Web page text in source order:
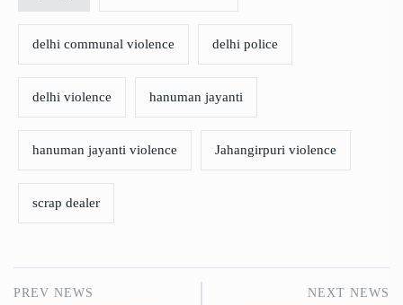
delhi communal violence delhi police
delhi violence hanuman jayanti
hanuman jayanti violence Jahangirpuri violence
scrap dealer
PREV NEWS NEXT NEWS